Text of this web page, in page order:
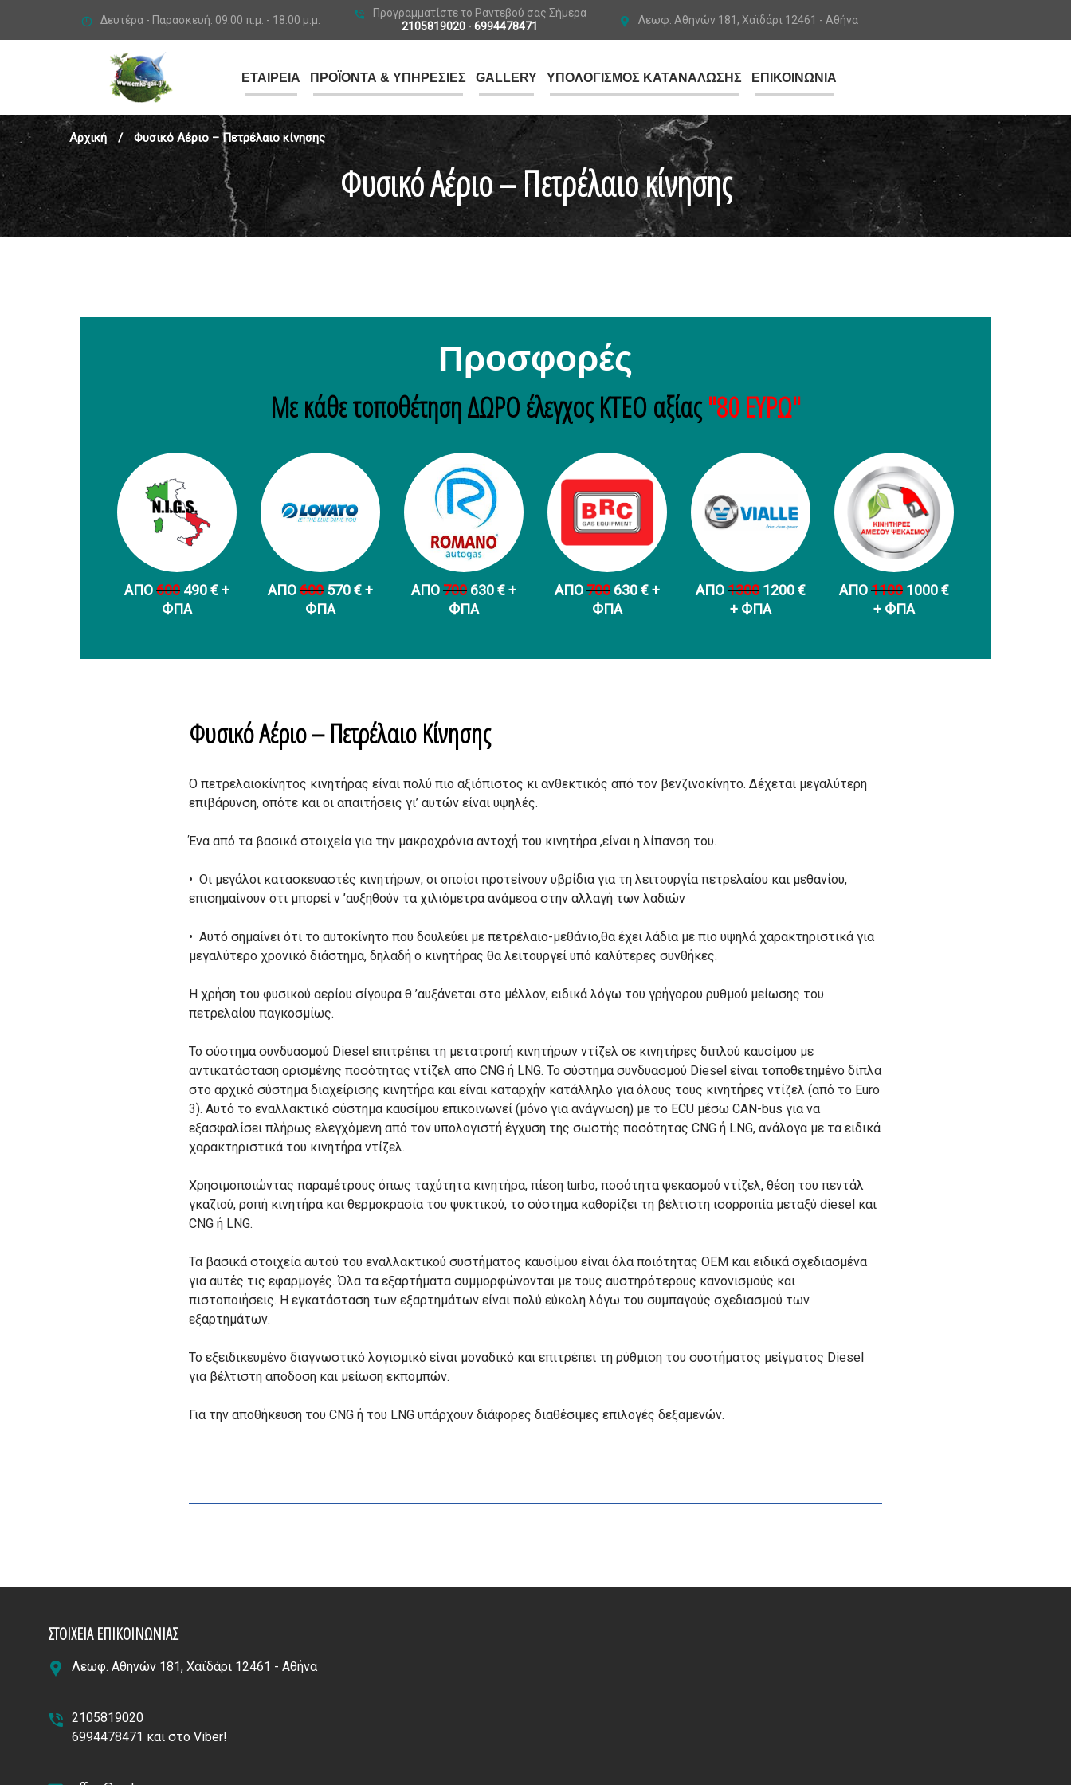
Δευτέρα - Παρασκευή: 09:00 π.μ. - 18:00 μ.μ.
Προγραμματίστε το Ραντεβού σας Σήμερα
2105819020 - 6994478471
Λεωφ. Αθηνών 181, Χαϊδάρι 12461 - Αθήνα
ΕΤΑΙΡΕΙΑ ΠΡΟΪΟΝΤΑ & ΥΠΗΡΕΣΙΕΣ GALLERY ΥΠΟΛΟΓΙΣΜΟΣ ΚΑΤΑΝΑΛΩΣΗΣ ΕΠΙΚΟΙΝΩΝΙΑ
Αρχική / Φυσικό Αέριο – Πετρέλαιο κίνησης
Φυσικό Αέριο – Πετρέλαιο κίνησης
Προσφορές
Με κάθε τοποθέτηση ΔΩΡΟ έλεγχος ΚΤΕΟ αξίας"80 ΕΥΡΩ"
ΑΠΟ600490 € +
ФПА
ΑΠΟ600570 € +
ФПА
ΑΠΟ700630 € +
ФПА
ΑΠΟ700630 € +
ФПА
ΑΠΟ13001200 €
+ ФПА
ΑΠΟ11001000 €
+ ФПА
Φυσικό Αέριο – Πετρέλαιο Κίνησης
Ο πετρελαιοκίνητος κινητήρας είναι πολύ πιο αξιόπιστος κι ανθεκτικός από τον βενζινοκίνητο. Δέχεται μεγαλύτερη
επιβάρυνση, οπότε και οι απαιτήσεις γι’ αυτών είναι υψηλές.
Ένα από τα βασικά στοιχεία για την μακροχρόνια αντοχή του κινητήρα ,είναι η λίπανση του.
• Οι μεγάλοι κατασκευαστές κινητήρων, οι οποίοι προτείνουν υβρίδια για τη λειτουργία πετρελαίου και μεθανίου,
επισημαίνουν ότι μπορεί ν ’αυξηθούν τα χιλιόμετρα ανάμεσα στην αλλαγή των λαδιών
• Αυτό σημαίνει ότι το αυτοκίνητο που δουλεύει με πετρέλαιο-μεθάνιο,θα έχει λάδια με πιο υψηλά χαρακτηριστικά για
μεγαλύτερο χρονικό διάστημα, δηλαδή ο κινητήρας θα λειτουργεί υπό καλύτερες συνθήκες.
Η χρήση του φυσικού αερίου σίγουρα θ ’αυξάνεται στο μέλλον, ειδικά λόγω του γρήγορου ρυθμού μείωσης του
πετρελαίου παγκοσμίως.
Το σύστημα συνδυασμού Diesel επιτρέπει τη μετατροπή κινητήρων ντίζελ σε κινητήρες διπλού καυσίμου με
αντικατάσταση ορισμένης ποσότητας ντίζελ από CNG ή LNG. Το σύστημα συνδυασμού Diesel είναι τοποθετημένο δίπλα
στο αρχικό σύστημα διαχείρισης κινητήρα και είναι καταρχήν κατάλληλο για όλους τους κινητήρες ντίζελ (από το Euro
3). Αυτό το εναλλακτικό σύστημα καυσίμου επικοινωνεί (μόνο για ανάγνωση) με το ECU μέσω CAN-bus για να
εξασφαλίσει πλήρως ελεγχόμενη από τον υπολογιστή έγχυση της σωστής ποσότητας CNG ή LNG, ανάλογα με τα ειδικά
χαρακτηριστικά του κινητήρα ντίζελ.
Χρησιμοποιώντας παραμέτρους όπως ταχύτητα κινητήρα, πίεση turbo, ποσότητα ψεκασμού ντίζελ, θέση του πεντάλ
γκαζιού, ροπή κινητήρα και θερμοκρασία του ψυκτικού, το σύστημα καθορίζει τη βέλτιστη ισορροπία μεταξύ diesel και
CNG ή LNG.
Τα βασικά στοιχεία αυτού του εναλλακτικού συστήματος καυσίμου είναι όλα ποιότητας OEM και ειδικά σχεδιασμένα
για αυτές τις εφαρμογές. Όλα τα εξαρτήματα συμμορφώνονται με τους αυστηρότερους κανονισμούς και
πιστοποιήσεις. Η εγκατάσταση των εξαρτημάτων είναι πολύ εύκολη λόγω του συμπαγούς σχεδιασμού των
εξαρτημάτων.
Το εξειδικευμένο διαγνωστικό λογισμικό είναι μοναδικό και επιτρέπει τη ρύθμιση του συστήματος μείγματος Diesel
για βέλτιστη απόδοση και μείωση εκπομπών.
Για την αποθήκευση του CNG ή του LNG υπάρχουν διάφορες διαθέσιμες επιλογές δεξαμενών.
ΣΤΟΙΧΕΙΑ ΕΠΙΚΟΙΝΩΝΙΑΣ
Λεωφ. Αθηνών 181, Χαϊδάρι 12461 - Αθήνα
2105819020
6994478471 και στο Viber!